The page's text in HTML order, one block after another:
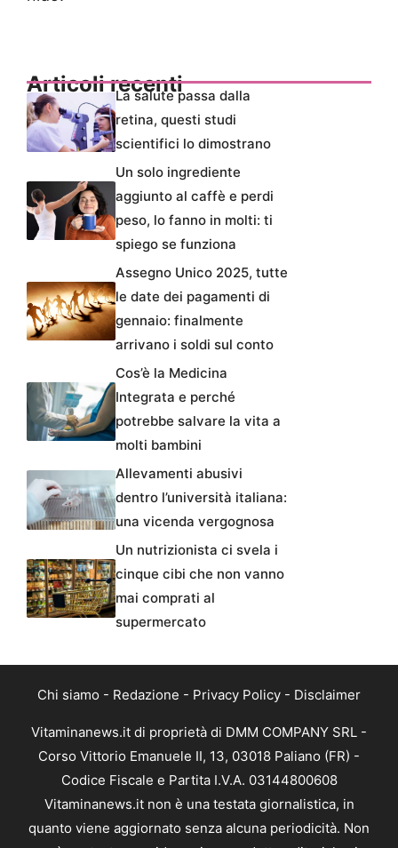
Articoli recentiLa salute passa dalla
retina, questi studi
scientifici lo dimostrano
Un solo ingrediente
aggiunto al caffè e perdi
peso, lo fanno in molti: ti
spiego se funziona
Assegno Unico 2025, tutte
le date dei pagamenti di
gennaio: finalmente
arrivano i soldi sul conto
Cos’è la Medicina
Integrata e perché
potrebbe salvare la vita a
molti bambini
Allevamenti abusivi
dentro l’università italiana:
una vicenda vergognosa
Un nutrizionista ci svela i
cinque cibi che non vanno
mai comprati al
supermercato
Chi siamo - Redazione - Privacy Policy - Disclaimer
Vitaminanews.it di proprietà di DMM COMPANY SRL -
Corso Vittorio Emanuele II, 13, 03018 Paliano (FR) -
Codice Fiscale e Partita I.V.A. 03144800608
Vitaminanews.it non è una testata giornalistica, in
quanto viene aggiornato senza alcuna periodicità. Non